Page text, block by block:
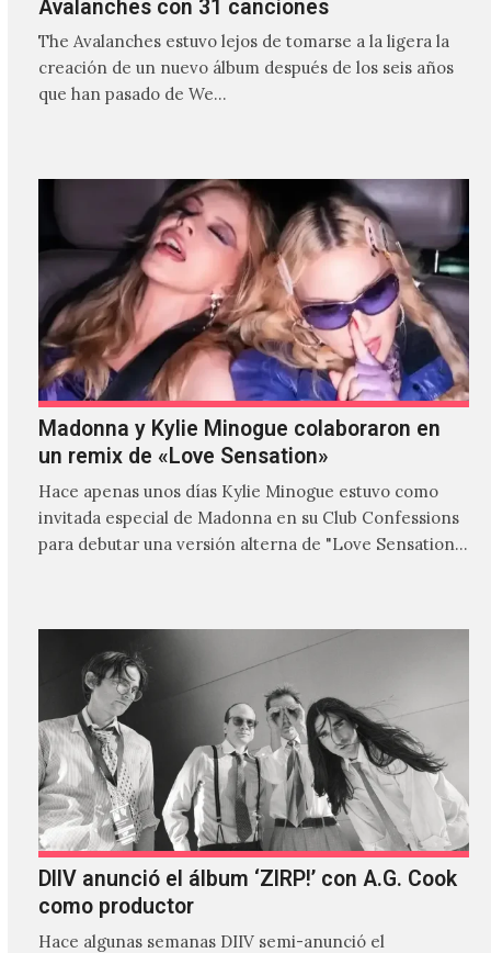
Avalanches con 31 canciones
The Avalanches estuvo lejos de tomarse a la ligera la
creación de un nuevo álbum después de los seis años
que han pasado de We…
Madonna y Kylie Minogue colaboraron en
un remix de «Love Sensation»
Hace apenas unos días Kylie Minogue estuvo como
invitada especial de Madonna en su Club Confessions
para debutar una versión alterna de "Love Sensation",
DIIV anunció el álbum ‘ZIRP!’ con A.G. Cook
como productor
Hace algunas semanas DIIV semi-anunció el